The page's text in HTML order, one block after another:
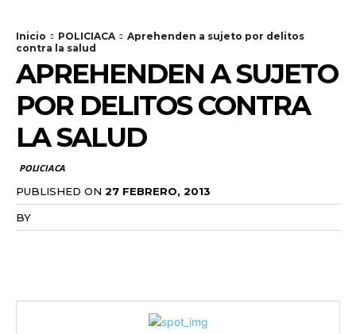
Inicio POLICIACA
Aprehenden a sujeto por delitos
contra la salud
APREHENDEN A SUJETO
POR DELITOS CONTRA
LA SALUD
POLICIACA
PUBLISHED ON 27 FEBRERO, 2013
BY